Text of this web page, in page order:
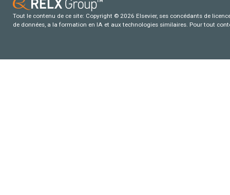
Tout le contenu de ce site: Copyright © 2026 Elsevier, ses concédants de
de données, a la formation en IA et aux technologies similaires. Pour tout